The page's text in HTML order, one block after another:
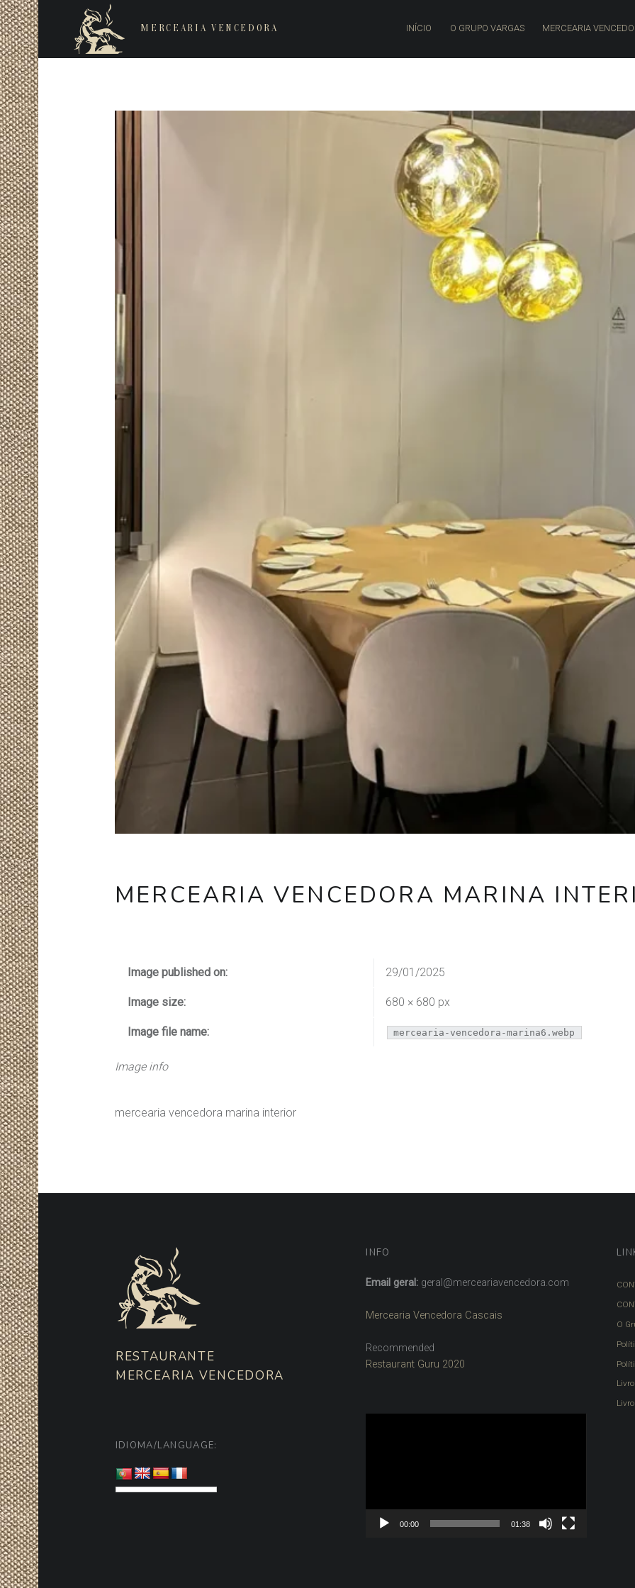
MERCEARIA VENCEDORA INÍCIO O GRUPO VARGAS MERCEARIA
MERCEARIA VENCEDORA MARINA
Image info
Image published on: 29/01/2025
Image size: 680 × 680 px
Image file name: mercearia-vencedora-marina6.webp
mercearia vencedora marina interior
FOOTER SIDEBAR
RESTAURANTE
MERCEARIA VENCEDORA
INFO
Email geral: geral@merceariavencedora.com
Mercearia Vencedora Cascais
Recommended
Restaurant Guru 2020
O
00:00 01:38
IDIOMA/LANGUAGE: